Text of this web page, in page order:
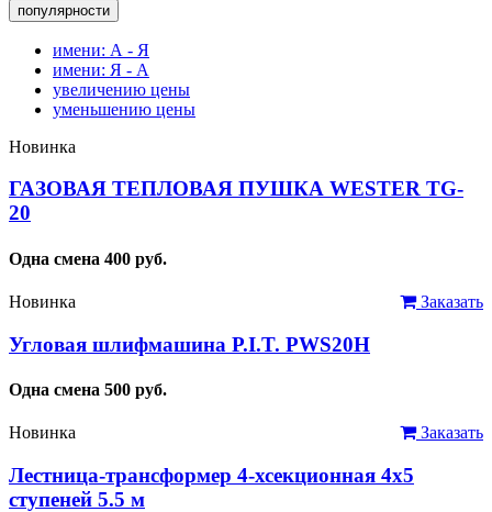
популярности
имени: А - Я
имени: Я - А
увеличению цены
уменьшению цены
Новинка
ГАЗОВАЯ ТЕПЛОВАЯ ПУШКА WESTER TG-
20
Одна смена 400 руб.
Заказать
Новинка
Угловая шлифмашина P.I.T. PWS20H
Одна смена 500 руб.
Заказать
Новинка
Лестница-трансформер 4-хсекционная 4х5
ступеней 5.5 м